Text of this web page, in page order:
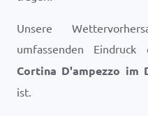
Unsere
umfassenden Eindruck
Cortina D'ampezzo im
ist.